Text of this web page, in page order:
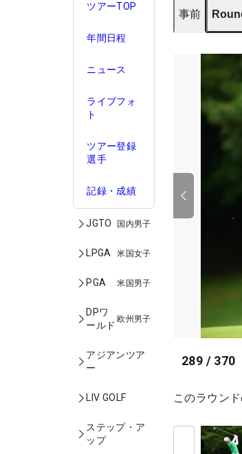
ツアーTOP
年間日程
ニュース
ライブフォ
ト
ツアー登録
選手
記録・成績
JGTO 国内男子
LPGA 米国女子
PGA 米国男子
DPワ
ールド
欧州男子
アジアンツア
ー
LIV GOLF
ステップ・ア
ップ
事前
289 / 370
このラウン